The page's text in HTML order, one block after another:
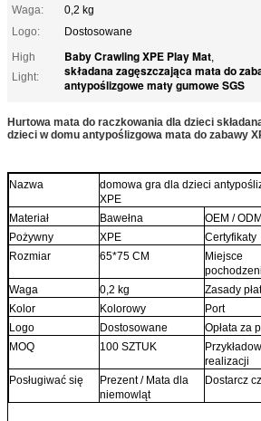
Waga:
0,2 kg
Logo:
Dostosowane
High
Light:
Baby Crawling XPE Play Mat,
składana zagęszczająca mata do
antypoślizgowe maty gumowe SGS
Hurtowa mata do raczkowania dla dzieci
dzieci w domu antypoślizgowa mata do zabawy
Nazwa
domowa gra dla dzieci
XPE
Materiał
Bawełna OEM / ODM
Pożywny
XPE Certyfikaty
Rozmiar
65*75 CM
Miejsce
Waga 0,2 kg Zasady
Kolor
Kolorowy Port
Logo
Dostosowane Opłata za
MOQ
100 SZTUK
realizacji
Posługiwać się
Prezent / Mata dla
niemowląt
Dostarcz